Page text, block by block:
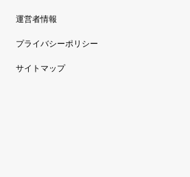
運営者情報
プライバシーポリシー
サイトマップ